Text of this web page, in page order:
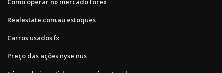
Como operar no mercado forex
Realestate.com.au estoques
Carros usados ​​fx
Preço das ações nyse nus